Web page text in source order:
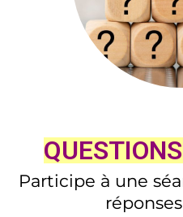
Participe à une
réponses